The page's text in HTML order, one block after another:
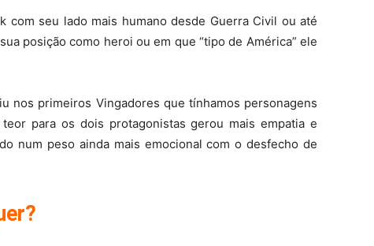
com seu lado mais humano desde Guerra Civil ou até
posição como heroi ou em que “tipo de América” ele
nos primeiros Vingadores que tínhamos personagens
para os dois protagonistas gerou mais empatia e
num peso ainda mais emocional com o desfecho de